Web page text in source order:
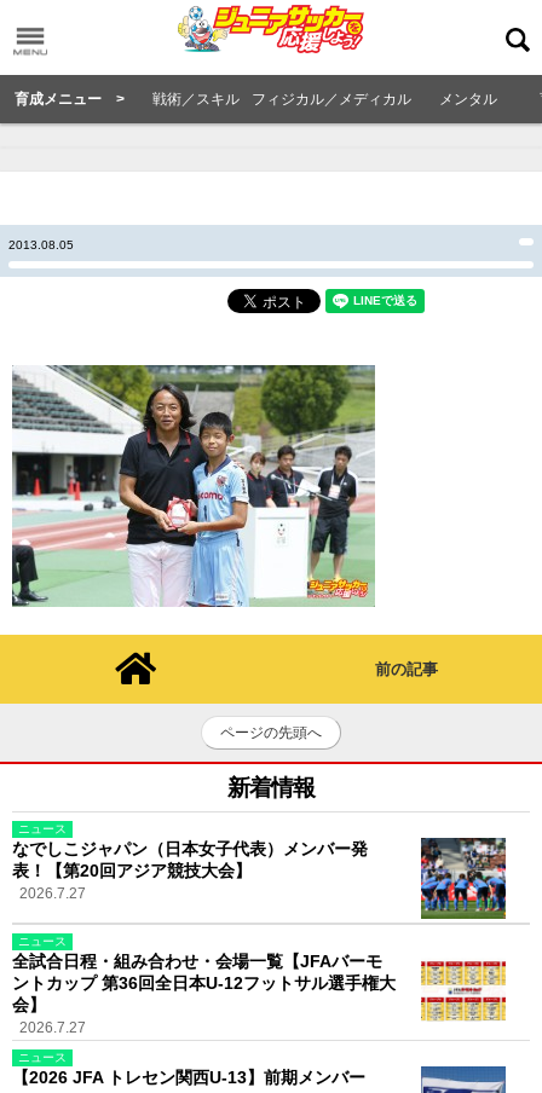
育成メニュー > 戦術／スキル フィジカル／メディカル メンタル
2013.08.05
前の記事
ページの先頭へ
新着情報
ニュース
なでしこジャパン（日本女子代表）メンバー発
表！【第20回アジア競技大会】
2026.7.27
ニュース
全試合日程・組み合わせ・会場一覧【JFAバーモ
ントカップ 第36回全日本U-12フットサル選手権大
会】
2026.7.27
ニュース
【2026 JFA トレセン関西U-13】前期メンバー